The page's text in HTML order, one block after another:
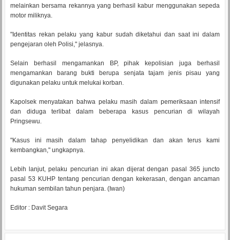
melainkan bersama rekannya yang berhasil kabur menggunakan sepeda
motor miliknya.
"Identitas rekan pelaku yang kabur sudah diketahui dan saat ini dalam
pengejaran oleh Polisi," jelasnya.
Selain berhasil mengamankan BP, pihak kepolisian juga berhasil
mengamankan barang bukti berupa senjata tajam jenis pisau yang
digunakan pelaku untuk melukai korban.
Kapolsek menyatakan bahwa pelaku masih dalam pemeriksaan intensif
dan diduga terlibat dalam beberapa kasus pencurian di wilayah
Pringsewu.
"Kasus ini masih dalam tahap penyelidikan dan akan terus kami
kembangkan," ungkapnya.
Lebih lanjut, pelaku pencurian ini akan dijerat dengan pasal 365 juncto
pasal 53 KUHP tentang pencurian dengan kekerasan, dengan ancaman
hukuman sembilan tahun penjara. (Iwan)
Editor : Davit Segara